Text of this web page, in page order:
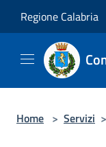
Regione Calabria
Home > Servizi >